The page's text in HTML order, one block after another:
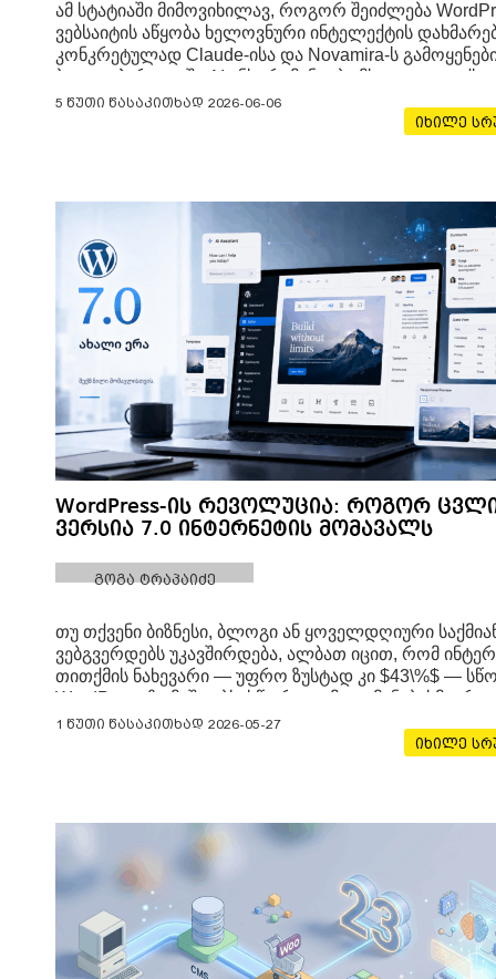
ამ სტატიაში მიმოვიხილავ, როგორ შეიძლება
ვებსაიტის აწყობა ხელოვნური ინტელექტის
კონკრეტულად Claude-ისა და Novamira-ს
ბოლო პერიოდში AI ინსტრუმენტები მხოლოდ
სურათების გენერირებისთვის აღარ გამოიყენება.
შესაძლებელია, რომ AI უშუალოდ WordPress-ის
5 წუთი წასაკითხად 2026-06-06
იხილე
WordPress-ის რევოლუცია: როგორ
ვერსია 7.0 ინტერნეტის მომავალს
გოგა ტრაპაიძე
თუ თქვენი ბიზნესი, ბლოგი ან ყოველდღიური
ვებგვერდებს უკავშირდება, ალბათ იცით, რომ
თითქმის ნახევარი — უფრო ზუსტად კი $43\%$ —
WordPress-ზე მუშაობს. სწორედ ამიტომ, ნებისმიერი
მასშტაბური ცვლილება ამ პლატფორმაზე მთელი
1 წუთი წასაკითხად 2026-05-27
იხილე